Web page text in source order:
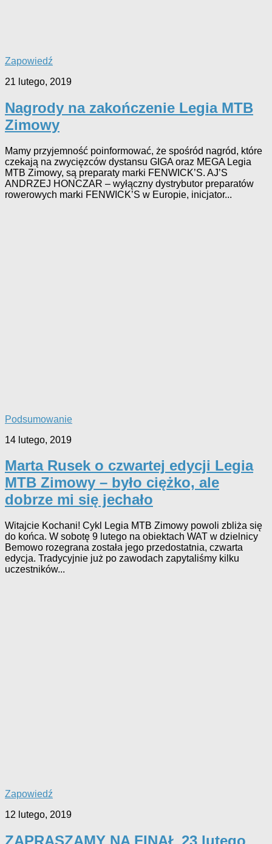
Zapowiedź
21 lutego, 2019
Nagrody na zakończenie Legia MTB
Zimowy
Mamy przyjemność poinformować, że spośród nagród, które
czekają na zwycięzców dystansu GIGA oraz MEGA Legia
MTB Zimowy, są preparaty marki FENWICK’S. AJ’S
ANDRZEJ HONCZAR – wyłączny dystrybutor preparatów
rowerowych marki FENWICK’S w Europie, inicjator...
Podsumowanie
14 lutego, 2019
Marta Rusek o czwartej edycji Legia
MTB Zimowy – było ciężko, ale
dobrze mi się jechało
Witajcie Kochani! Cykl Legia MTB Zimowy powoli zbliża się
do końca. W sobotę 9 lutego na obiektach WAT w dzielnicy
Bemowo rozegrana została jego przedostatnia, czwarta
edycja. Tradycyjnie już po zawodach zapytaliśmy kilku
uczestników...
Zapowiedź
12 lutego, 2019